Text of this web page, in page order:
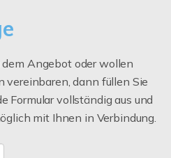
Angebot oder wollen
dann füllen Sie
Formular vollständig aus und
mit Ihnen in Verbindung.